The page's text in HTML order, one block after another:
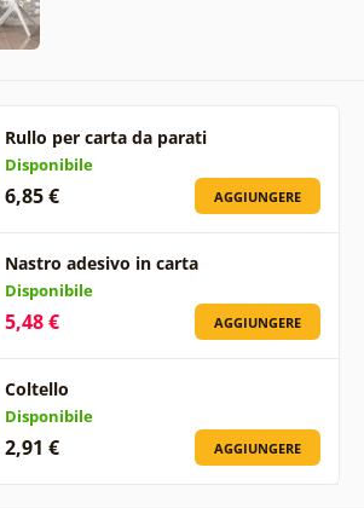
Rullo per carta da parati
Disponibile
6,85 € AGGIUNGERE
Nastro adesivo in carta
Disponibile
5,48 € AGGIUNGERE
Coltello
Disponibile
2,91 € AGGIUNGERE